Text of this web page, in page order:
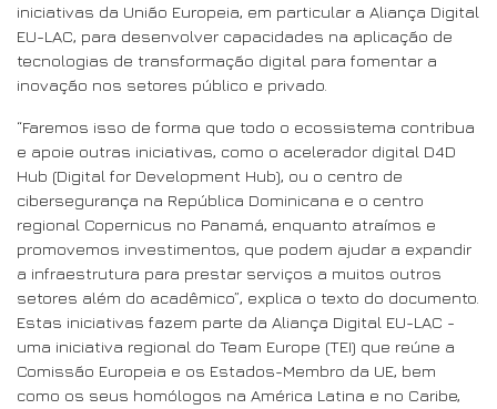
iniciativas da União Europeia, em particular a Aliança Digital
EU-LAC, para desenvolver capacidades na aplicação de
tecnologias de transformação digital para fomentar a
inovação nos setores público e privado.
“Faremos isso de forma que todo o ecossistema contribua
e apoie outras iniciativas, como o acelerador digital D4D
Hub (Digital for Development Hub), ou o centro de
cibersegurança na República Dominicana e o centro
regional Copernicus no Panamá, enquanto atraímos e
promovemos investimentos, que podem ajudar a expandir
a infraestrutura para prestar serviços a muitos outros
setores além do acadêmico”, explica o texto do documento.
Estas iniciativas fazem parte da Aliança Digital EU-LAC -
uma iniciativa regional do Team Europe (TEI) que reúne a
Comissão Europeia e os Estados-Membro da UE, bem
como os seus homólogos na América Latina e no Caribe,